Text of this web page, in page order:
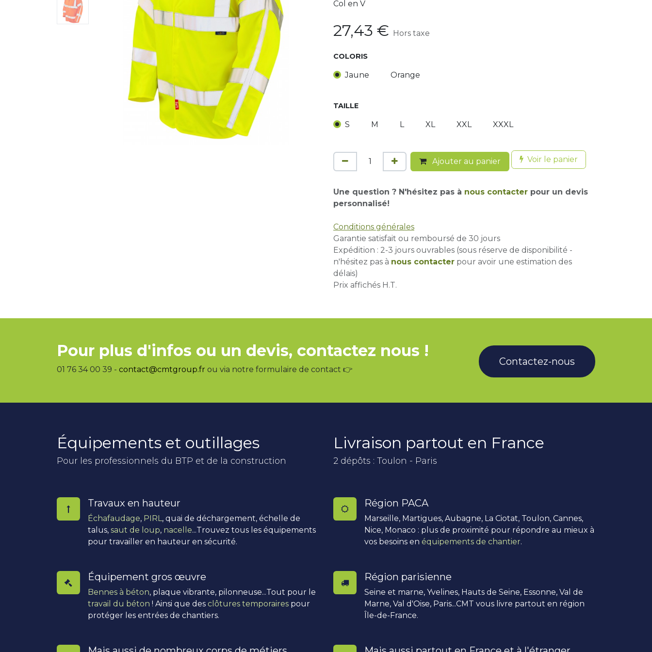
Col en V
27,43 € Hors taxe
COLORIS
Jaune Orange
TAILLE
S M L XL XXL XXXL
Ajouter au panier Voir le panier
Une question ? N'hésitez pas à nous contacter pour un devis
personnalisé!
Conditions générales
Garantie satisfait ou remboursé de 30 jours
Expédition : 2-3 jours ouvrables (sous réserve de disponibilité -
n'hésitez pas à nous contacter pour avoir une estimation des
délais)
Prix affichés H.T.
Pour plus d'infos ou un devis, contactez nous !
01 76 34 00 39 - contact@cmtgroup.fr ou via notre formulaire de contact 👉
Contactez-nous
Équipements et outillages
Pour les professionnels du BTP et de la construction
Travaux en hauteur
Échafaudage, PIRL , quai de déchargement, échelle de
talus, saut de loup, nacelle...Trouvez tous les équipements
pour travailler en hauteur en sécurité.
Équipement gros œuvre
Bennes à béton, plaque vibrante, pilonneuse...Tout pour le
travail du béton ! Ainsi que des clôtures temporaires pour
protéger les entrées de chantiers.
Livraison partout en France
2 dépôts : Toulon - Paris
Région PACA
Marseille, Martigues, Aubagne, La Ciotat, Toulon, Cannes,
Nice, Monaco : plus de proximité pour répondre au mieux à
vos besoins en équipements de chantier.
Région parisienne
Seine et marne, Yvelines, Hauts de Seine, Essonne, Val de
Marne, Val d'Oise, Paris...CMT vous livre partout en région
Île-de-France.